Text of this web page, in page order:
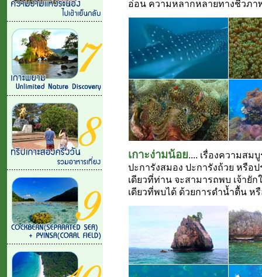
อ่อน ความหลากหลายทางชีวภ
เกาะง่ามน้อย.... เรื่องความสม
ปะการังสมอง ปะการังถ้วย หรือ
เดียวที่ท่าน จะสามารถพบ เจ้ายั
เดียวที่พบได้ ด้วยการดำน้ำตื้น ห